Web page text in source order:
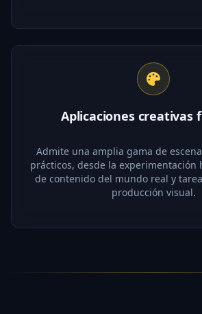
Aplicaciones creativas
Admite una amplia gama de
prácticos, desde la experimentación
de contenido del mundo real y
producción visual.